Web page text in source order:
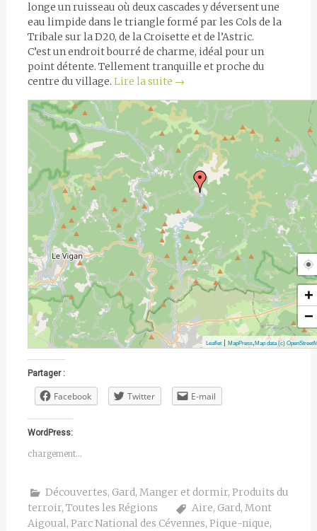
longe un ruisseau où deux cascades y déversent une
eau limpide dans le triangle formé par les Cols de la
Tribale sur la D20, de la Croisette et de l’Astric.
C’est un endroit bourré de charme, idéal pour un
point détente. Tellement tranquille et proche du
centre du village. Lire la suite →
+
−
Leaflet| MapPress, Map data (c)
Partager :
Facebook Twitter E-mail
WordPress:
chargement…
Découvertes, Gard, Manger et dormir, Produits du
terroir, Toutes les Régions Aire, Gard, Mont
Aigoual, Parc National des Cévennes, Pique-nique,